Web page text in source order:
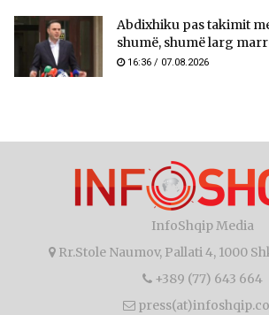
Abdixhiku pas takimit
shumë, shumë larg
16:36 / 07.08.2026
InfoShqip Media
Rr.Stole Naumov, Pallati 4, 1000
+389 (77) 643 664